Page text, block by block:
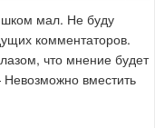
мал. Не буду
комментаторов.
что мнение будет
Невозможно вместить